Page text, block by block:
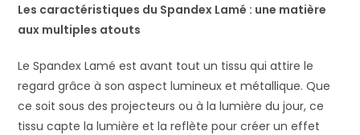
Les caractéristiques du Spandex Lamé : une matière
aux multiples atouts
Le Spandex Lamé est avant tout un tissu qui attire le
regard grâce à son aspect lumineux et métallique. Que
ce soit sous des projecteurs ou à la lumière du jour, ce
tissu capte la lumière et la reflète pour créer un effet